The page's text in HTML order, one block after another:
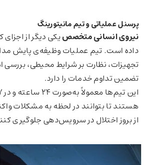
پرسنل عملیاتی و تیم مانیتورینگ
نیروی انسانی متخصصیکی دیگر از اجزای
داده است. تیم عملیات وظیفه‌ی پایش
تجهیزات، نظارت بر شرایط محیطی، بررسی
تضمین تداوم خدمات را دارد.
هستند تا بتوانند در لحظه به مشکلات
از بروز اختلال در سرویس‌دهی جلوگیری